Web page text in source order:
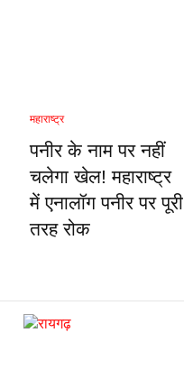
महाराष्ट्र
पनीर के नाम पर नहीं
चलेगा खेल! महाराष्ट्र
में एनालॉग पनीर पर पूरी
तरह रोक